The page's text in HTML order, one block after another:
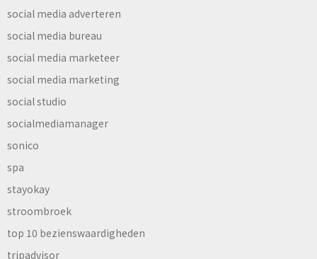
social media adverteren
social media bureau
social media marketeer
social media marketing
social studio
socialmediamanager
sonico
spa
stayokay
stroombroek
top 10 bezienswaardigheden
tripadvisor